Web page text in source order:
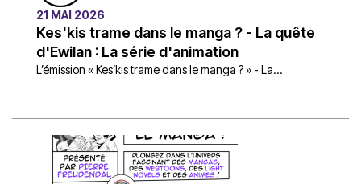
21 MAI 2026
Kes'kis trame dans le manga ? - La quête
d'Ewilan : La série d'animation
L’émission « Kes’kis trame dans le manga ? » - La...